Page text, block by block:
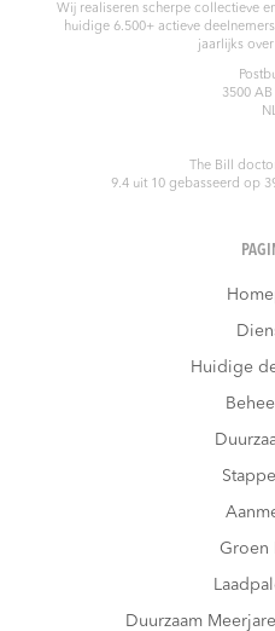
Wij realiseren scherpe collectieve
huidige 6.500+ actieve
jaarlijks
3500 AB
The Bill
9.4uit 10gebasseerd op
Huidige
Groen
Duurzaam